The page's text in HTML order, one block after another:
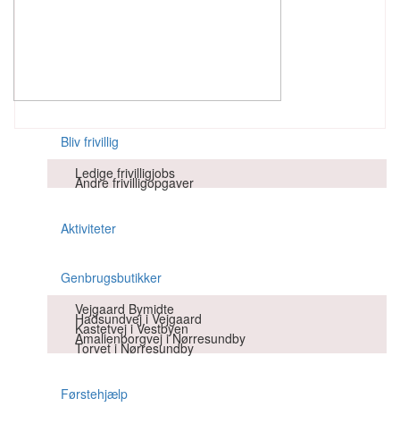
Torvet i Nørresundby
Bliv frivillig
Ledige frivilligjobs
Andre frivilligopgaver
Aktiviteter
Genbrugsbutikker
Vejgaard Bymidte
Hadsundvej i Vejgaard
Kastetvej i Vestbyen
Amalienborgvej i Nørresundby
Torvet i Nørresundby
Førstehjælp